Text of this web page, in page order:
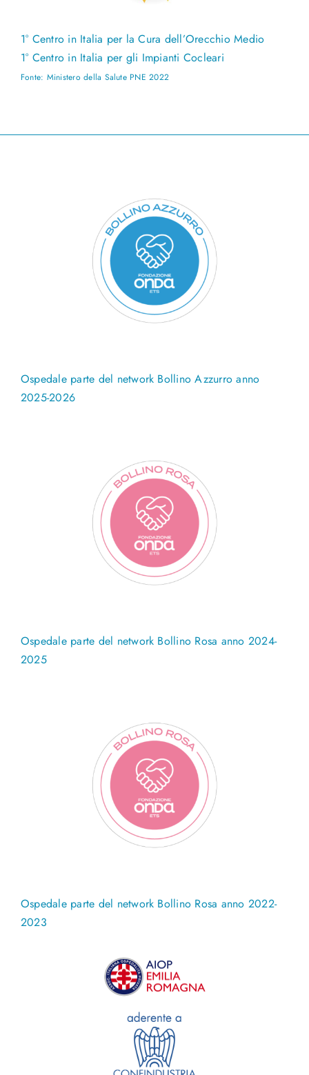
1° Centro in Italia per la Cura dell’Orecchio Medio
1° Centro in Italia per gli Impianti Cocleari
Fonte: Ministero della Salute PNE 2022
Ospedale parte del network Bollino Azzurro anno
2025-2026
Ospedale parte del network Bollino Rosa anno 2024-
2025
Ospedale parte del network Bollino Rosa anno 2022-
2023